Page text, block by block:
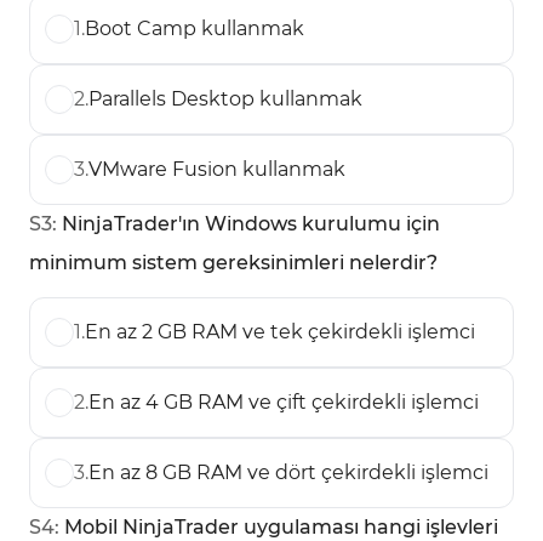
1.Boot Camp kullanmak
2.Parallels Desktop kullanmak
3.VMware Fusion kullanmak
S3: NinjaTrader'ın Windows kurulumu için
minimum sistem gereksinimleri nelerdir?
1.En az 2 GB RAM ve tek çekirdekli işlemci
2.En az 4 GB RAM ve çift çekirdekli işlemci
3.En az 8 GB RAM ve dört çekirdekli işlemci
S4: Mobil NinjaTrader uygulaması hangi işlevleri